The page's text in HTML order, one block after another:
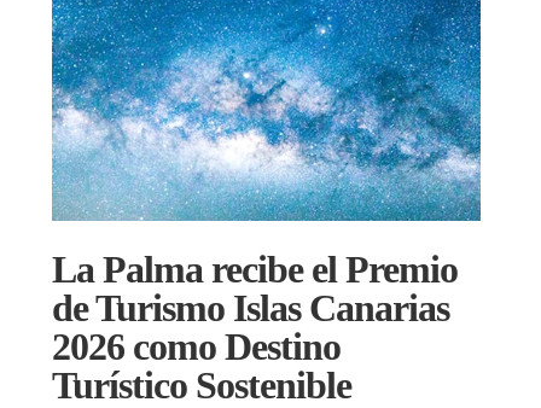
La Palma recibe el Premio
de Turismo Islas Canarias
2026 como Destino
Turístico Sostenible